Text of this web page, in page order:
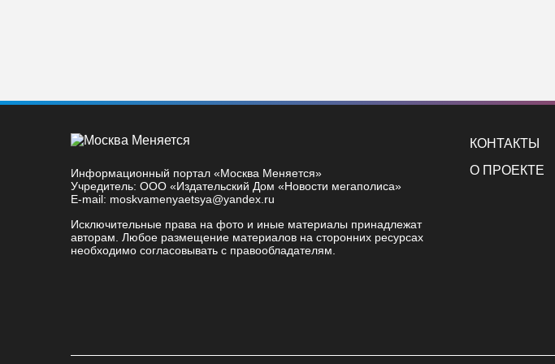
Информационный портал «Москва Меняется»
Учредитель: ООО «Издательский Дом «Новости мегаполиса»
E-mail: moskvamenyaetsya@yandex.ru
Исключительные права на фото и иные материалы принадлежат
авторам. Любое размещение материалов на сторонних ресурсах
необходимо согласовывать с правообладателям.
КОНТАКТЫ
О ПРОЕКТЕ